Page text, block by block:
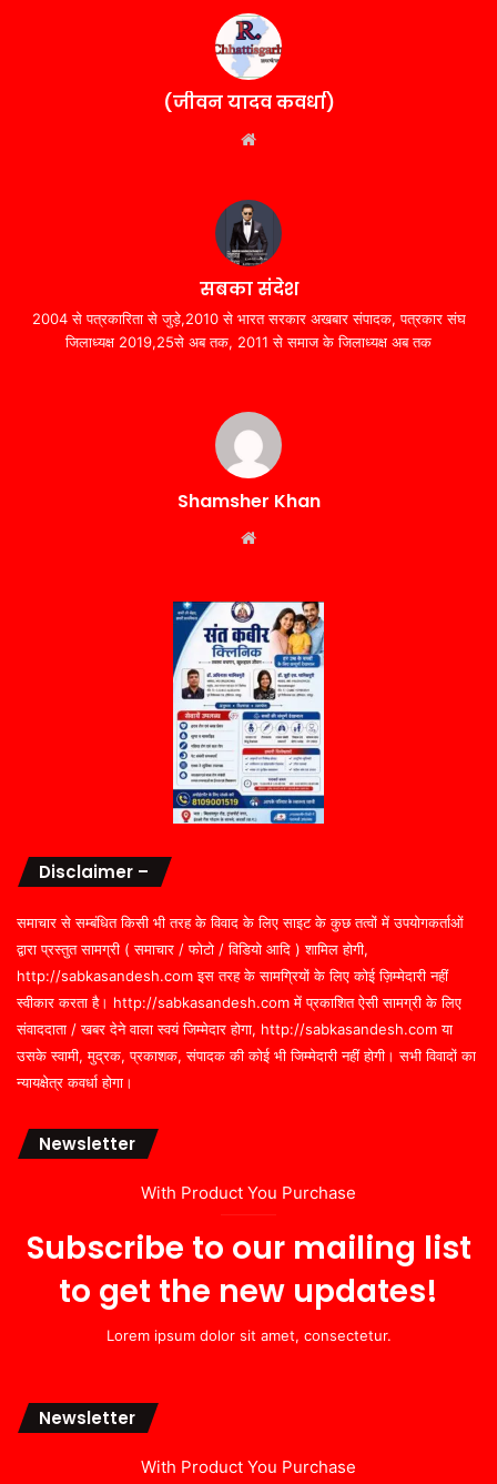
(जीवन यादव कवर्धा)
सबका संदेश
2004 से पत्रकारिता से जुड़े,2010 से भारत सरकार अखबार संपादक, पत्रकार संघ
जिलाध्यक्ष 2019,25से अब तक, 2011 से समाज के जिलाध्यक्ष अब तक
Shamsher Khan
Disclaimer –
समाचार से सम्बंधित किसी भी तरह के विवाद के लिए साइट के कुछ तत्वों में उपयोगकर्ताओं
द्वारा प्रस्तुत सामग्री ( समाचार / फोटो / विडियो आदि ) शामिल होगी,
http://sabkasandesh.com इस तरह के सामग्रियों के लिए कोई ज़िम्मेदारी नहीं
स्वीकार करता है। http://sabkasandesh.com में प्रकाशित ऐसी सामग्री के लिए
संवाददाता / खबर देने वाला स्वयं जिम्मेदार होगा, http://sabkasandesh.com या
उसके स्वामी, मुद्रक, प्रकाशक, संपादक की कोई भी जिम्मेदारी नहीं होगी। सभी विवादों का
न्यायक्षेत्र कवर्धा होगा।
Newsletter
With Product You Purchase
Subscribe to our mailing list
to get the new updates!
Lorem ipsum dolor sit amet, consectetur.
Newsletter
With Product You Purchase